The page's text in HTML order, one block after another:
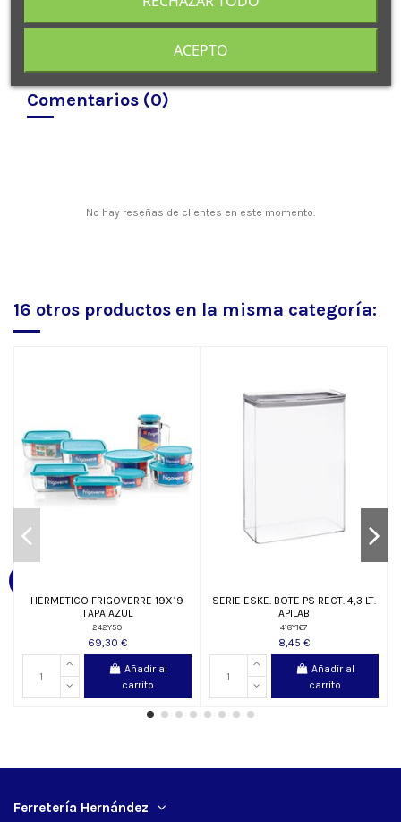
Comentarios (0)
No hay reseñas de clientes en este momento.
16 otros productos en la misma categoría:
HERMETICO FRIGOVERRE 19X19
TAPA AZUL
242Y59
69,30 €
Añadir al
carrito
SERIE ESKE. BOTE PS RECT. 4,3 LT.
APILAB
418Y167
8,45 €
Añadir al
carrito
Ferretería Hernández
ACEPTO